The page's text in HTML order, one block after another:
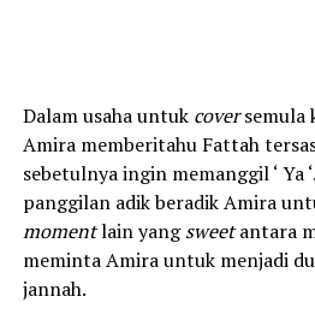
Dalam usaha untuk coversemula
Amira memberitahu Fattah
sebetulnya ingin memanggil ‘ Ya
panggilan adik beradik Amira
momentlain yangsweetantara
meminta Amira untuk menjadi
jannah.